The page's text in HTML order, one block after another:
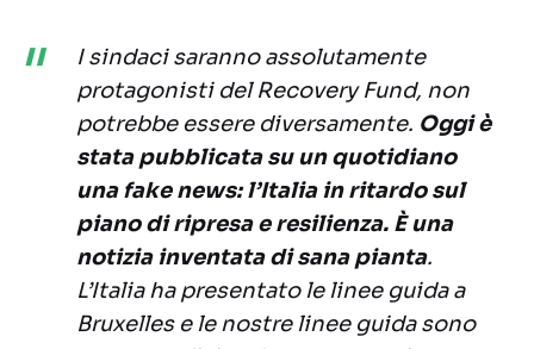
I sindaci saranno assolutamente
protagonisti del Recovery Fund, non
potrebbe essere diversamente. Oggi è
stata pubblicata su un quotidiano
una fake news: l’Italia in ritardo sul
piano di ripresa e resilienza. È una
notizia inventata di sana pianta.
L’Italia ha presentato le linee guida a
Bruxelles e le nostre linee guida sono